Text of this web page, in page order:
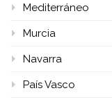
Mediterráneo
Murcia
Navarra
País Vasco